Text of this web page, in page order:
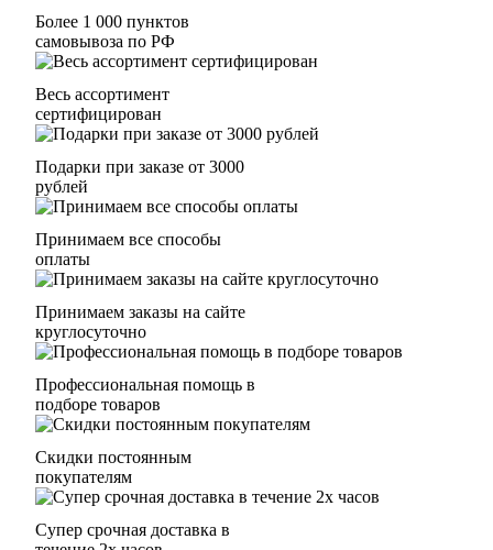
Более 1 000 пунктов
самовывоза по РФ
Весь ассортимент
сертифицирован
Подарки при заказе от 3000
рублей
Принимаем все способы
оплаты
Принимаем заказы на сайте
круглосуточно
Профессиональная помощь в
подборе товаров
Скидки постоянным
покупателям
Супер срочная доставка в